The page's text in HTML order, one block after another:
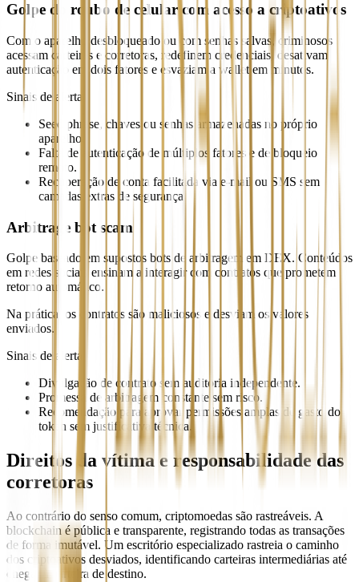
Golpe do roubo de celular com acesso a criptoativos
Com o aparelho desbloqueado ou com senhas salvas, criminosos
acessam carteiras e corretoras, redefinem credenciais, desativam
autenticação em dois fatores e esvaziam a wallet em minutos.
Sinais de alerta
Seed phrase, chaves ou senhas armazenadas no próprio
aparelho.
Falta de autenticação de múltiplos fatores e de bloqueio
remoto.
Recuperação de conta facilitada via e-mail ou SMS sem
camadas extras de segurança.
Arbitrage bot scam
Golpe baseado em supostos bots de arbitragem em DEX. Conteúdos
em redes sociais ensinam a interagir com contratos que prometem
retorno automático.
Na prática, os contratos são maliciosos e desviam os valores
enviados.
Sinais de alerta
Divulgação de contrato sem auditoria independente.
Promessa de arbitragem constante sem risco.
Recomendação para aprovar permissões amplas de gasto do
token sem justificativa técnica.
Direitos da vítima e responsabilidade das
corretoras
Ao contrário do senso comum, criptomoedas são rastreáveis. A
blockchain é pública e transparente, registrando todas as transações
de forma imutável. Um escritório especializado rastreia o caminho
dos criptoativos desviados, identificando carteiras intermediárias até
chegar à carteira de destino.